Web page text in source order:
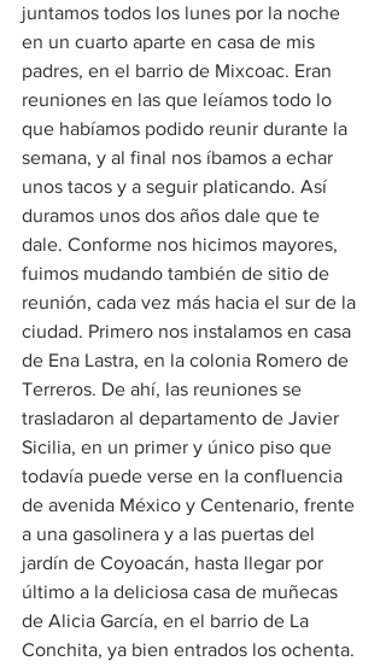
juntamos todos los lunes por la noche
en un cuarto aparte en casa de mis
padres, en el barrio de Mixcoac. Eran
reuniones en las que leíamos todo lo
que habíamos podido reunir durante la
semana, y al final nos íbamos a echar
unos tacos y a seguir platicando. Así
duramos unos dos años dale que te
dale. Conforme nos hicimos mayores,
fuimos mudando también de sitio de
reunión, cada vez más hacia el sur de la
ciudad. Primero nos instalamos en casa
de Ena Lastra, en la colonia Romero de
Terreros. De ahí, las reuniones se
trasladaron al departamento de Javier
Sicilia, en un primer y único piso que
todavía puede verse en la confluencia
de avenida México y Centenario, frente
a una gasolinera y a las puertas del
jardín de Coyoacán, hasta llegar por
último a la deliciosa casa de muñecas
de Alicia García, en el barrio de La
Conchita, ya bien entrados los ochenta.